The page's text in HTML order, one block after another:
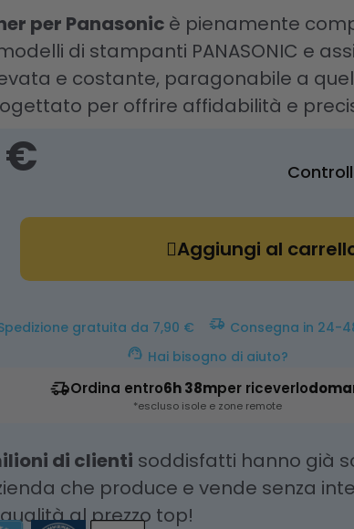
per Panasonic è pienamente
di stampanti PANASONIC e
e costante, paragonabile a
per offrire affidabilità e
€
Aggiungi al
gratuita da 7,90 €
Consegna in 24-
Hai bisogno di aiuto?
Ordina entro6h 38mper riceverlo
*escluso isole e zone remote
di clienti soddisfatti hanno già
che produce e vende senza
al prezzo top!